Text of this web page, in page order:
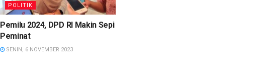
POLITIK
Pemilu 2024, DPD RI Makin Sepi
Peminat
SENIN, 6 NOVEMBER 2023